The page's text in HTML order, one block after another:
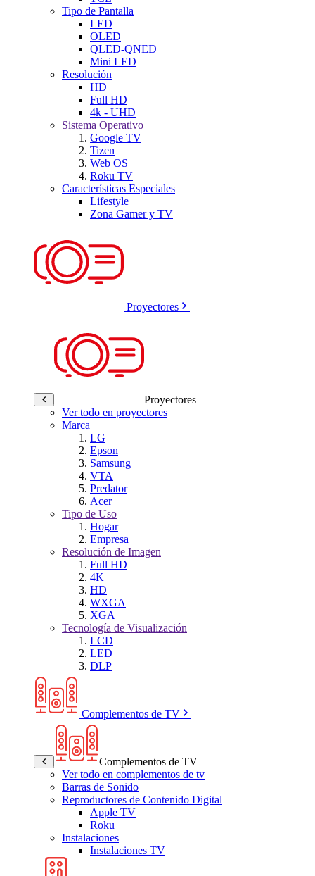
Tipo de Pantalla
LED
OLED
QLED-QNED
Mini LED
Resolución
HD
Full HD
4k - UHD
Sistema Operativo
Google TV
Tizen
Web OS
Roku TV
Características Especiales
Lifestyle
Zona Gamer y TV
Proyectores
Proyectores
Ver todo en proyectores
Marca
LG
Epson
Samsung
VTA
Predator
Acer
Tipo de Uso
Hogar
Empresa
Resolución de Imagen
Full HD
4K
HD
WXGA
XGA
Tecnología de Visualización
LCD
LED
DLP
Complementos de TV
Complementos de TV
Ver todo en complementos de tv
Barras de Sonido
Reproductores de Contenido Digital
Apple TV
Roku
Instalaciones
Instalaciones TV